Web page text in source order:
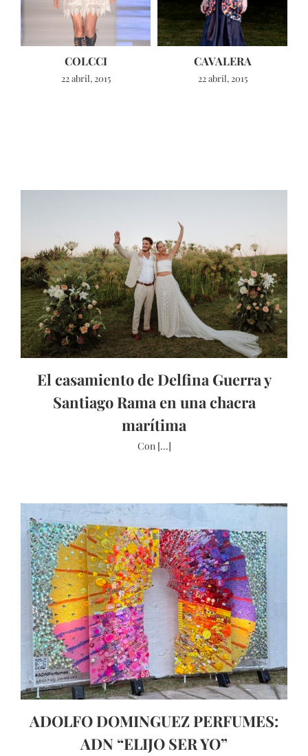
COLCCI
22 abril, 2015
CAVALERA
22 abril, 2015
El casamiento de Delfina Guerra y
Santiago Rama en una chacra
marítima
Con [...]
ADOLFO DOMINGUEZ PERFUMES:
ADN “ELIJO SER YO”